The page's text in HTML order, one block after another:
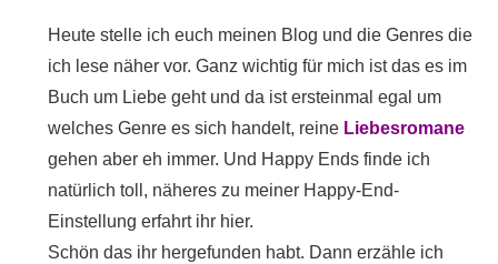
Heute stelle ich euch meinen Blog und die Genres die
ich lese näher vor. Ganz wichtig für mich ist das es im
Buch um Liebe geht und da ist ersteinmal egal um
welches Genre es sich handelt, reine Liebesromane
gehen aber eh immer. Und Happy Ends finde ich
natürlich toll, näheres zu meiner Happy-End-
Einstellung erfahrt ihr hier.
Schön das ihr hergefunden habt. Dann erzähle ich